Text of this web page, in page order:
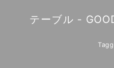
テーブル -